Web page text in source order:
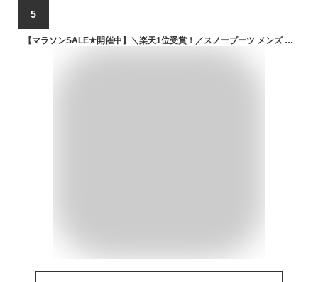
5
【マラソンSALE★開催中】＼楽天1位受賞！／スノーブーツ メンズ レディース 防水 滑り止め 雪 雨 ブーツ 防寒 防滑 保温 滑らない 防風 撥水 ショートブーツ 寒さ対策 暖かい 雪対策 軽量 歩きやすい 脱ぎやすい 長靴 スノーシューズ PT-308|slz shn|